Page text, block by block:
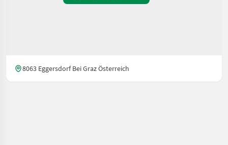
8063 Eggersdorf Bei Graz Österreich